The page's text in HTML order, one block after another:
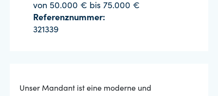
von 50.000 € bis 75.000 €
Referenznummer:
321339
Unser Mandant ist eine moderne und